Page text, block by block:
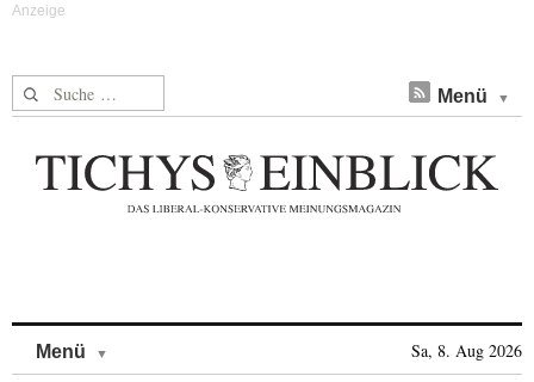
Suche nach: Menü
Menü Sa, 8. Aug 2026